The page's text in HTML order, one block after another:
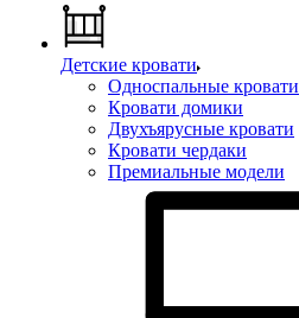
Детские кровати
Односпальные кровати
Кровати домики
Двухъярусные кровати
Кровати чердаки
Премиальные модели